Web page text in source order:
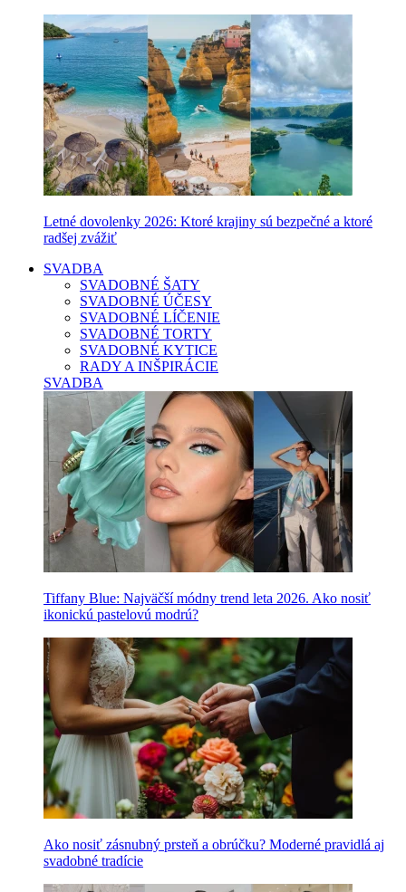
Letné dovolenky 2026: Ktoré krajiny sú bezpečné a ktoré
radšej zvážiť
SVADBA
SVADOBNÉ ŠATY
SVADOBNÉ ÚČESY
SVADOBNÉ LÍČENIE
SVADOBNÉ TORTY
SVADOBNÉ KYTICE
RADY A INŠPIRÁCIE
SVADBA
Tiffany Blue: Najväčší módny trend leta 2026. Ako nosiť
ikonickú pastelovú modrú?
Ako nosiť zásnubný prsteň a obrúčku? Moderné pravidlá aj
svadobné tradície